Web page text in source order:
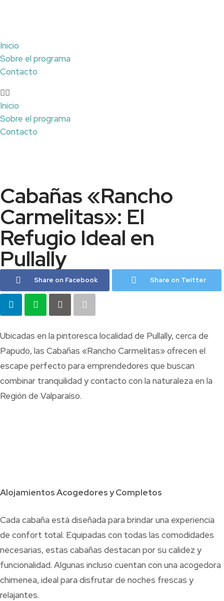
Inicio
Sobre el programa
Contacto
Inicio
Sobre el programa
Contacto
Cabañas «Rancho
Carmelitas»: El
Refugio Ideal en
Pullally
Share on Facebook Share on Twitter
Ubicadas en la pintoresca localidad de Pullally, cerca de
Papudo, las Cabañas «Rancho Carmelitas» ofrecen el
escape perfecto para emprendedores que buscan
combinar tranquilidad y contacto con la naturaleza en la
Región de Valparaíso.
Alojamientos Acogedores y Completos
Cada cabaña está diseñada para brindar una experiencia
de confort total. Equipadas con todas las comodidades
necesarias, estas cabañas destacan por su calidez y
funcionalidad. Algunas incluso cuentan con una acogedora
chimenea, ideal para disfrutar de noches frescas y
relajantes.